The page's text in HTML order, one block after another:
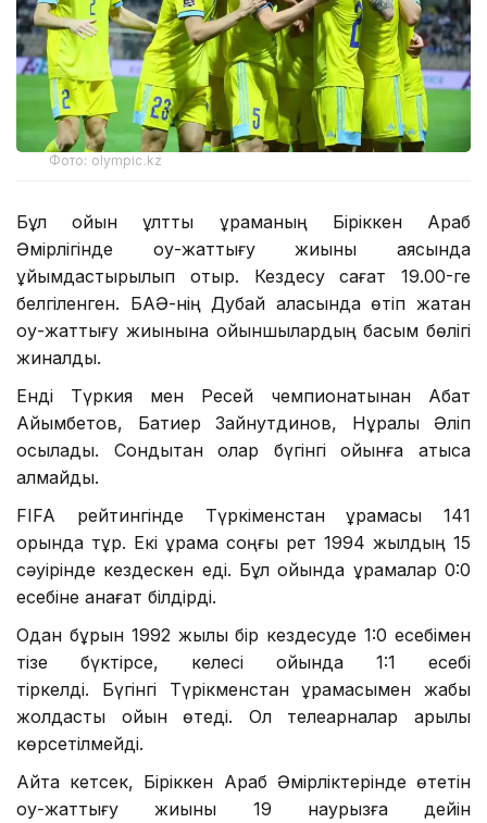
Фото: olympic.kz
Бұл ойын ұлттық құраманың Біріккен Араб
Әмірлігінде оқу-жаттығу жиыны аясында
ұйымдастырылып отыр. Кездесу сағат 19.00-ге
белгіленген. БАӘ-нің Дубай қаласында өтіп жатқан
оқу-жаттығу жиынына ойыншылардың басым бөлігі
жиналды.
Енді Түркия мен Ресей чемпионатынан Абат
Айымбетов, Бақтиер Зайнутдинов, Нұралы Әліп
қосылады. Сондықтан олар бүгінгі ойынға қатыса
алмайды.
FIFA рейтингінде Түркіменстан құрамасы 141
орында тұр. Екі құрама соңғы рет 1994 жылдың 15
сәуірінде кездескен еді. Бұл ойында құрамалар 0:0
есебіне қанағат білдірді.
Одан бұрын 1992 жылы бір кездесуде 1:0 есебімен
тізе бүктірсе, келесі ойында 1:1 есебі
тіркелді. Бүгінгі Түрікменстан құрамасымен жабық
жолдастық ойын өтеді. Ол телеарналар арқылы
көрсетілмейді.
Айта кетсек, Біріккен Араб Әмірліктерінде өтетін
оқу-жаттығу жиыны 19 наурызға дейін